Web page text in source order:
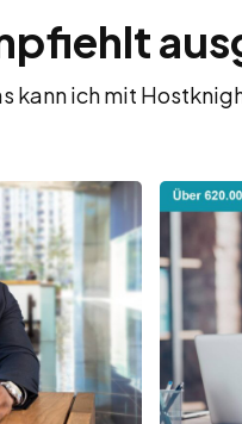
kann ich mit